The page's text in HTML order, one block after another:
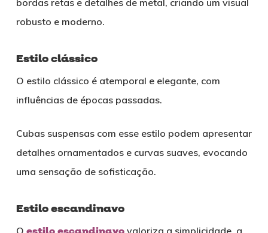
bordas retas e detalhes de metal, criando um visual
robusto e moderno.
Estilo clássico
O estilo clássico é atemporal e elegante, com
influências de épocas passadas.
Cubas suspensas com esse estilo podem apresentar
detalhes ornamentados e curvas suaves, evocando
uma sensação de sofisticação.
Estilo escandinavo